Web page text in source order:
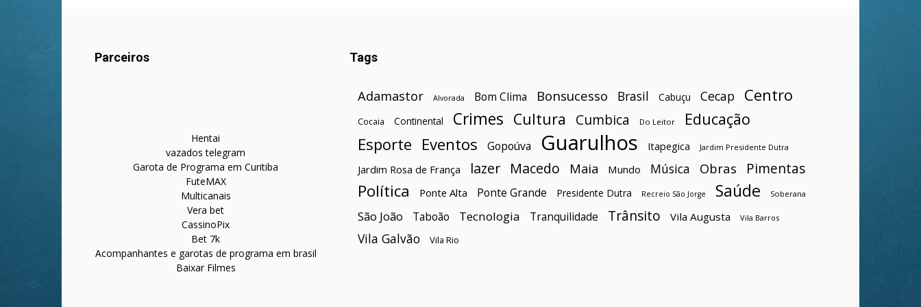
Parceiros
Hentai
vazados telegram
Garota de Programa em Curitiba
FuteMAX
Multicanais
Vera bet
CassinoPix
Bet 7k
Acompanhantes e garotas de programa em brasil
Baixar Filmes
Tags
Adamastor Alvorada Bom Clima Bonsucesso Brasil Cabuçu Cecap Centro
Cocaia Continental Crimes Cultura Cumbica Do Leitor Educação
Esporte Eventos Gopoúva Guarulhos Itapegica Jardim Presidente Dutra
Jardim Rosa de França lazer Macedo Maia Mundo Música Obras Pimentas
Política Ponte Alta Ponte Grande Presidente Dutra Recreio São Jorge Saúde Soberana
São João Taboão Tecnologia Tranquilidade Trânsito Vila Augusta Vila Barros
Vila Galvão Vila Rio